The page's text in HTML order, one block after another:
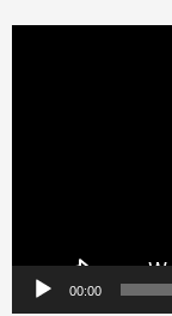
00:00